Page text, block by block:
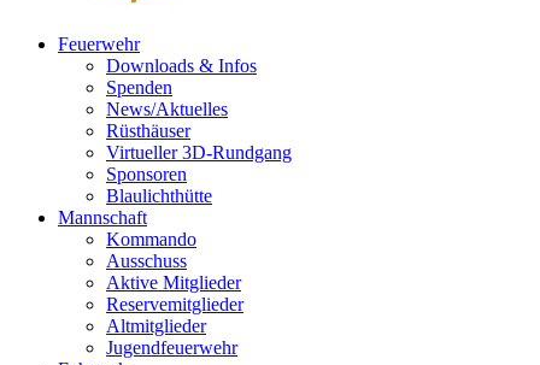
Feuerwehr
Downloads & Infos
Spenden
News/Aktuelles
Rüsthäuser
Virtueller 3D-Rundgang
Sponsoren
Blaulichthütte
Mannschaft
Kommando
Ausschuss
Aktive Mitglieder
Reservemitglieder
Altmitglieder
Jugendfeuerwehr